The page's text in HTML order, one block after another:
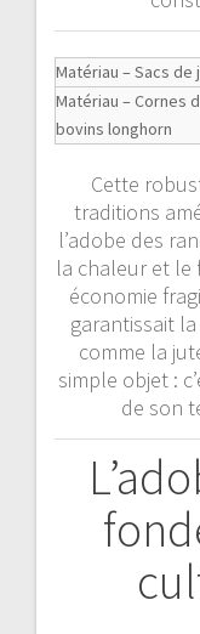
Matériau – Sacs de
Matériau – Cornes
bovins longhorn
Cette
traditions
l’adobe des
la chaleur et le
économie
garantissait
comme la
simple objet :
de son